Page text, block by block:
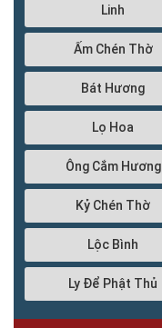
Linh
Ấm Chén Thờ
Bát Hương
Lọ Hoa
Ông Cắm Hương
Kỷ Chén Thờ
Lộc Bình
Ly Để Phật Thủ